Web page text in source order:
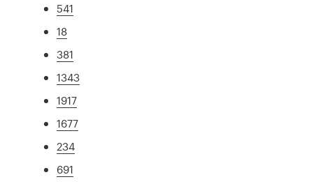
541
18
381
1343
1917
1677
234
691